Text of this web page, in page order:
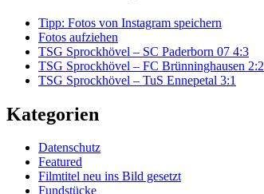
Tipp: Fotos von Instagram speichern
Fotos aufziehen
TSG Sprockhövel – SC Paderborn 07 4:3
TSG Sprockhövel – FC Brünninghausen 2:2
TSG Sprockhövel – TuS Ennepetal 3:1
Kategorien
Datenschutz
Featured
Filmtitel neu ins Bild gesetzt
Fundstücke